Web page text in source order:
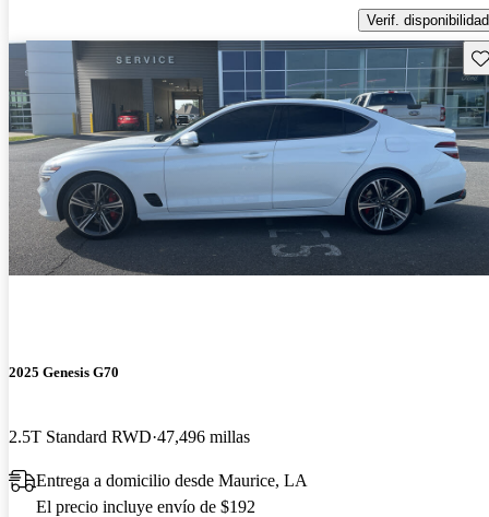
Verif. disponibilidad
2025 Genesis G70
2.5T Standard RWD 47,496 millas
Entrega a domicilio desde Maurice, LA
El precio incluye envío de $192